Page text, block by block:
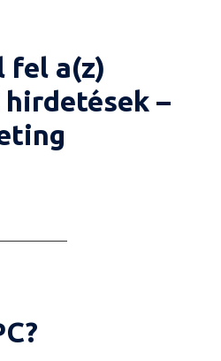
fel a(z)
hirdetések –